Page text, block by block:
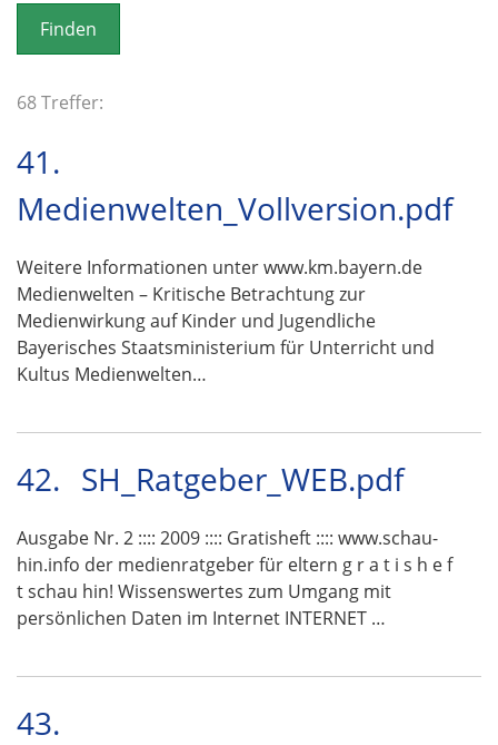
o
n
68 Treffer:
41.
Medienwelten_Vollversion.pdf
Weitere Informationen unter www.km.bayern.de
Medienwelten – Kritische Betrachtung zur
Medienwirkung auf Kinder und Jugendliche
Bayerisches Staatsministerium für Unterricht und
Kultus Medienwelten…
42. SH_Ratgeber_WEB.pdf
Ausgabe Nr. 2 :::: 2009 :::: Gratisheft :::: www.schau-
hin.info der medienratgeber für eltern g r a t i s h e f
t schau hin! Wissenswertes zum Umgang mit
persönlichen Daten im Internet INTERNET …
43.